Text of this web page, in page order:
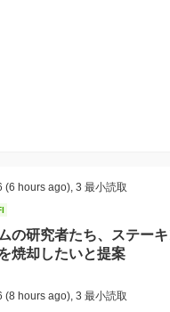
(6 hours ago) 3 最小読取
の研究者たち、ステー
焼却したいと提案
(8 hours ago) 3 最小読取